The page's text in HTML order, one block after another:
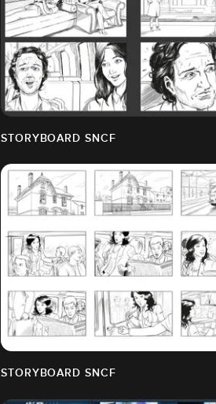
STORYBOARD SNCF
STORYBOARD SNCF